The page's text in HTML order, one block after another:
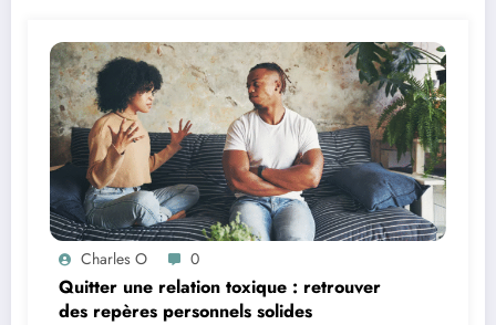
Charles O 0
Quitter une relation toxique : retrouver
des repères personnels solides